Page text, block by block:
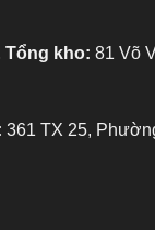
Tổng kho: 81 Võ
361 TX 25,